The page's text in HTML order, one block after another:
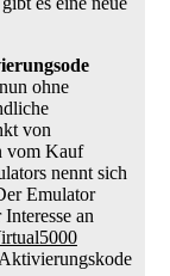
ohne
von
vom Kauf
nennt sich
Emulator
an